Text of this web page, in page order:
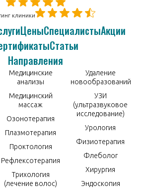
клиники
ЦеныСпециалистыАкции
Статьи
Направления
Медицинские
анализы
Медицинский
массаж
Озонотерапия
Плазмотерапия
Проктология
Рефлексотерапия
Трихология
(лечение волос)
Удаление
новообразований
УЗИ
(ультразвуковое
исследование)
Урология
Физиотерапия
Флеболог
Хирургия
Эндоскопия